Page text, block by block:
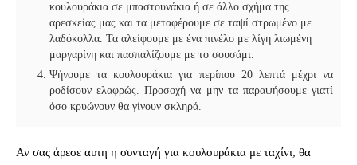
κουλουράκια σε μπαστουνάκια ή σε άλλο σχήμα της
αρεσκείας μας και τα μεταφέρουμε σε ταψί στρωμένο με
λαδόκολλα. Τα αλείφουμε με ένα πινέλο με λίγη λιωμένη
μαργαρίνη και πασπαλίζουμε με το σουσάμι.
Ψήνουμε τα κουλουράκια για περίπου 20 λεπτά μέχρι να
ροδίσουν ελαφρώς. Προσοχή να μην τα παραψήσουμε γιατί
όσο κρυώνουν θα γίνουν σκληρά.
Αν σας άρεσε αυτη η συνταγή για κουλουράκια με ταχίνι, θα